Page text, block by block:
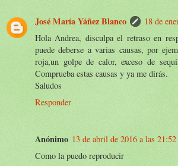
José María Yáñez Blanco
18 de
Hola Andrea, disculpa el retraso en
puede deberse a varias causas, por
roja,un golpe de calor, exceso de
Comprueba estas causas y ya me dirás.
Saludos
Responder
Anónimo 13 de abril de 2016 a las 21:52
Como la puedo reproducir